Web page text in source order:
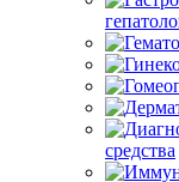
средства